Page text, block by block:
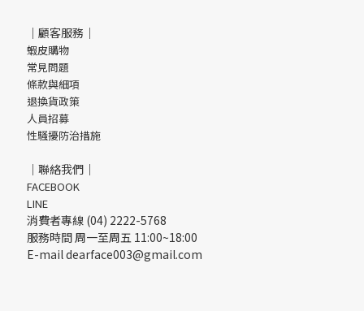
牌
Brioni
(1)
｜顧客服務｜
蝦皮購物
常見問題
條款與細項
退換貨政策
人員招募
性騷擾防治措施
｜聯絡我們｜
FACEBOOK
LINE
消費者專線 (04) 2222-5768
服務時間 周一至周五 11:00~18:00
E-mail dearface003@gmail.com